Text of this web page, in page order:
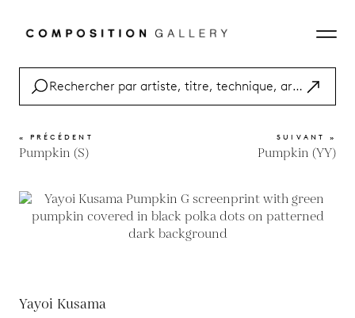
« PRÉCÉDENT
Pumpkin (S)
SUIVANT »
Pumpkin (YY)
Yayoi Kusama